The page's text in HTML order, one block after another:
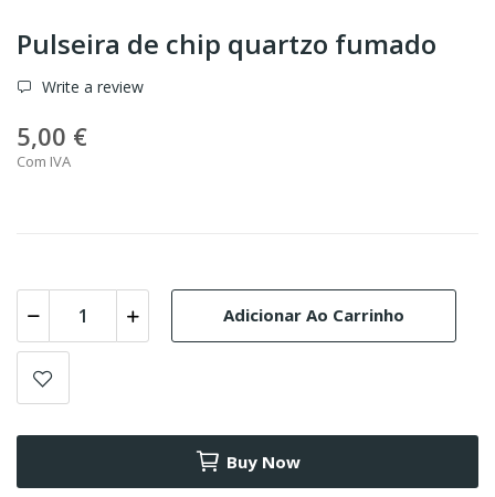
Pulseira de chip quartzo fumado
Write a review
5,00 €
Com IVA
Adicionar Ao Carrinho
Buy Now